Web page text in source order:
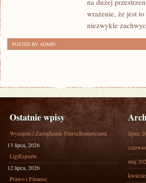
na dużej
wrażenie, że jest
niezwykle
POSTED BY ADMIN
Ostatnie wpisy
Wynajem i Zarządzanie Nieruchomościami
13 lipca, 2026
LigiEsportu
12 lipca, 2026
Prawo i Finanse
lipiec
maj